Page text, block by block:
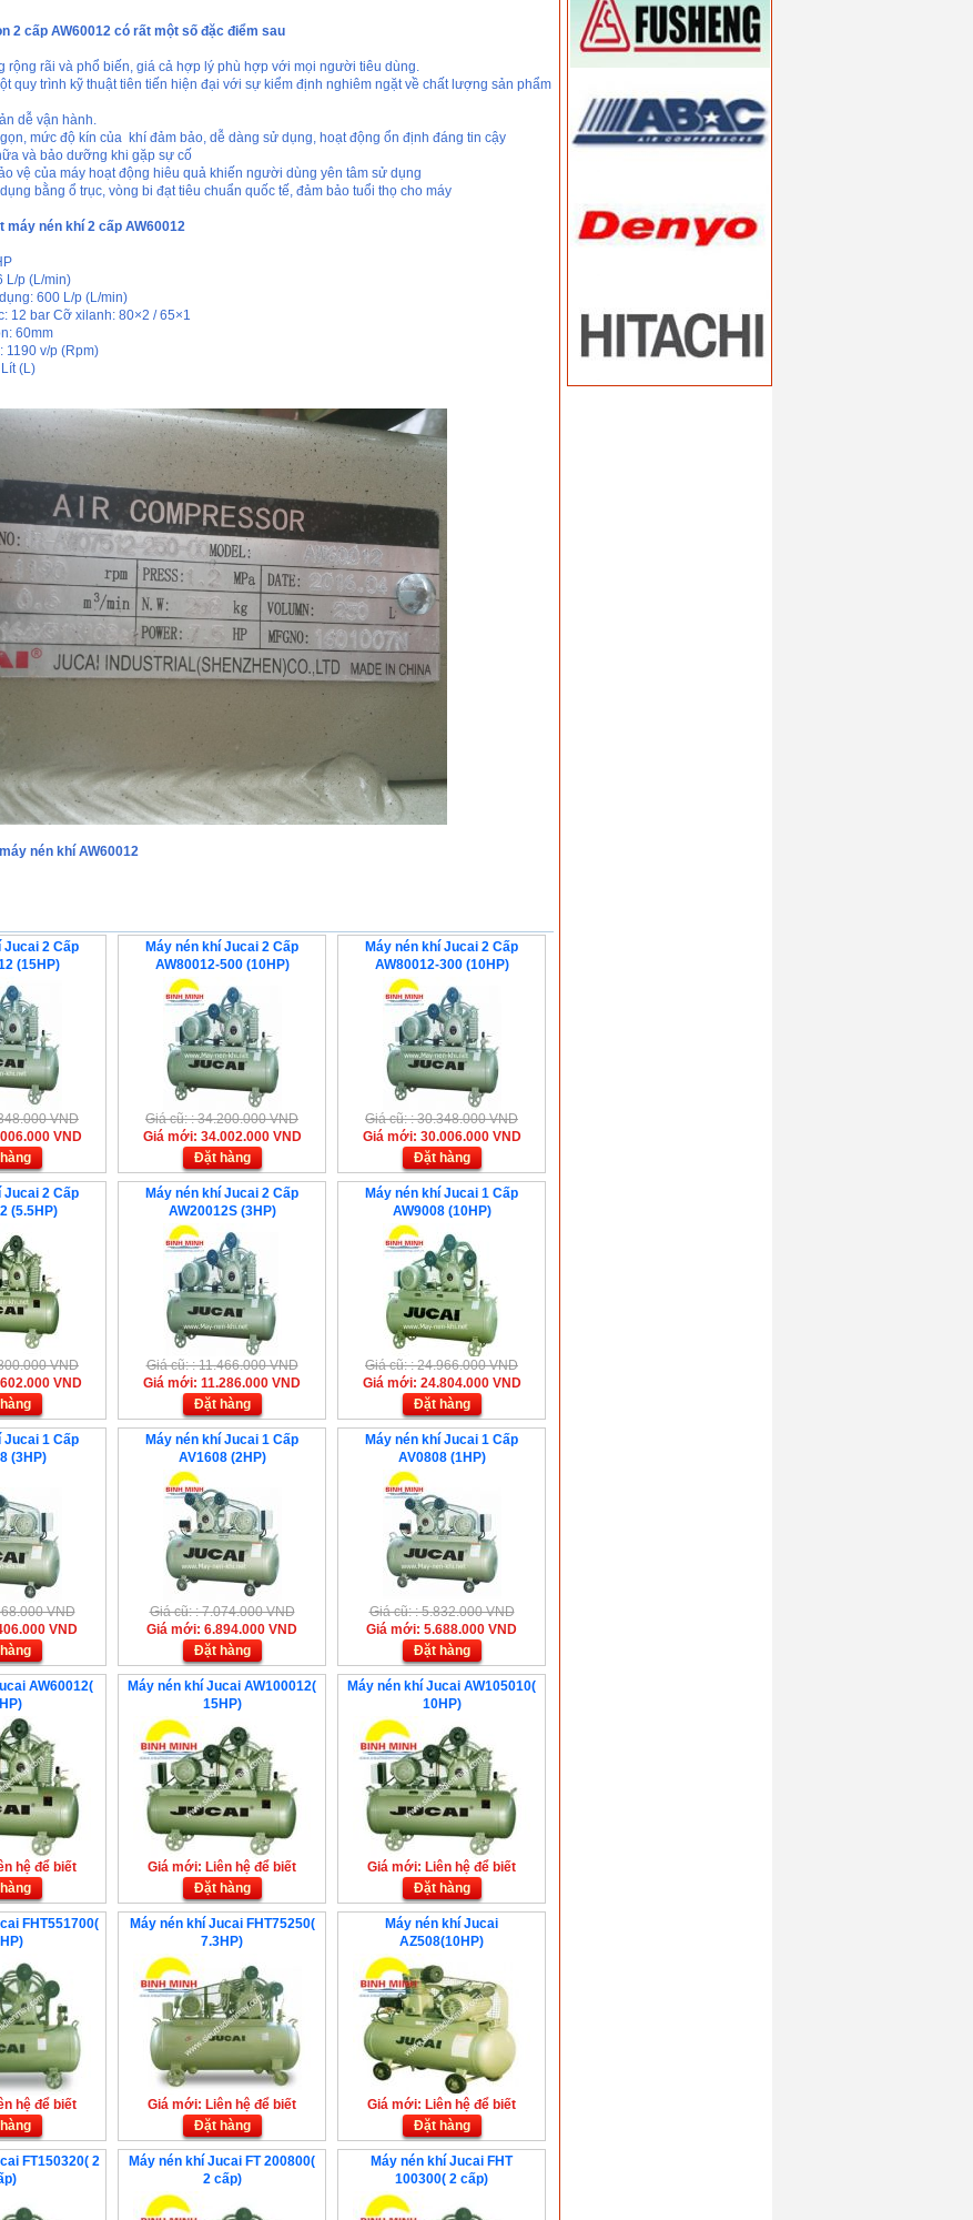
2 cấp AW60012 có rất một số đặc điểm sau
rãi và phổ biến, giá cả hợp lý phù hợp với mọi người tiêu dùng.
quy trình kỹ thuật tiên tiến hiện đại với sự kiểm định nghiêm ngặt về chất lượng sản phẩm
dễ vận hành.
mức độ kín của khí đảm bảo, dễ dàng sử dụng, hoạt động ổn định đáng tin cậy
và bảo dưỡng khi gặp sự cố
vệ của máy hoạt động hiêu quả khiến người dùng yên tâm sử dụng
bằng ổ trục, vòng bi đạt tiêu chuẩn quốc tế, đảm bảo tuổi thọ cho máy
máy nén khí 2 cấp AW60012
p (L/min)
600 L/p (L/min)
12 bar Cỡ xilanh: 80×2 / 65×1
60mm
v/p (Rpm)
(L)
nén khí AW60012
Jucai 2 Cấp
(15HP)
VND
VND
Máy nén khí Jucai 2 Cấp
AW80012-500 (10HP)
Giá cũ: : 34.200.000 VND
Giá mới: 34.002.000 VND
Đặt hàng
Máy nén khí Jucai 2 Cấp
AW80012-300 (10HP)
Giá cũ: : 30.348.000 VND
Giá mới: 30.006.000 VND
Đặt hàng
Jucai 2 Cấp
(5.5HP)
VND
VND
Máy nén khí Jucai 2 Cấp
AW20012S (3HP)
Giá cũ: : 11.466.000 VND
Giá mới: 11.286.000 VND
Đặt hàng
Máy nén khí Jucai 1 Cấp
AW9008 (10HP)
Giá cũ: : 24.966.000 VND
Giá mới: 24.804.000 VND
Đặt hàng
Jucai 1 Cấp
(3HP)
VND
VND
Máy nén khí Jucai 1 Cấp
AV1608 (2HP)
Giá cũ: : 7.074.000 VND
Giá mới: 6.894.000 VND
Đặt hàng
Máy nén khí Jucai 1 Cấp
AV0808 (1HP)
Giá cũ: : 5.832.000 VND
Giá mới: 5.688.000 VND
Đặt hàng
AW60012(
hệ để biết
Máy nén khí Jucai AW100012(
15HP)
Giá mới: Liên hệ để biết
Đặt hàng
Máy nén khí Jucai AW105010(
10HP)
Giá mới: Liên hệ để biết
Đặt hàng
FHT551700(
hệ để biết
Máy nén khí Jucai FHT75250(
7.3HP)
Giá mới: Liên hệ để biết
Đặt hàng
Máy nén khí Jucai
AZ508(10HP)
Giá mới: Liên hệ để biết
Đặt hàng
FT150320( 2
Máy nén khí Jucai FT 200800(
2 cấp)
Máy nén khí Jucai FHT
100300( 2 cấp)